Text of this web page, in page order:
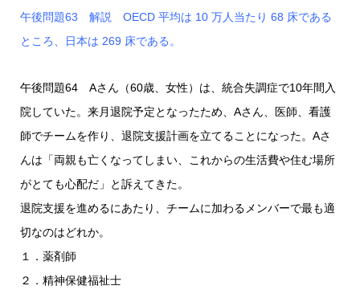
午後問題63 解説 OECD 平均は 10 万人当たり 68 床である
ところ、日本は 269 床である。
午後問題64 Aさん（60歳、女性）は、統合失調症で10年間入
院していた。来月退院予定となったため、Aさん、医師、看護
師でチームを作り、退院支援計画を立てることになった。Aさ
んは「両親も亡くなってしまい、これからの生活費や住む場所
がとても心配だ」と訴えてきた。
退院支援を進めるにあたり、チームに加わるメンバーで最も適
切なのはどれか。
１．薬剤師
２．精神保健福祉士